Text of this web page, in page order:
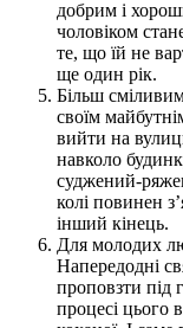
добрим і
чоловіком
те, що їй не
ще один рік.
Більш
своїм
вийти на
навколо
суджений-
колі повинен
інший кінець.
Для молодих
Напередодні
проповзти під
процесі цього